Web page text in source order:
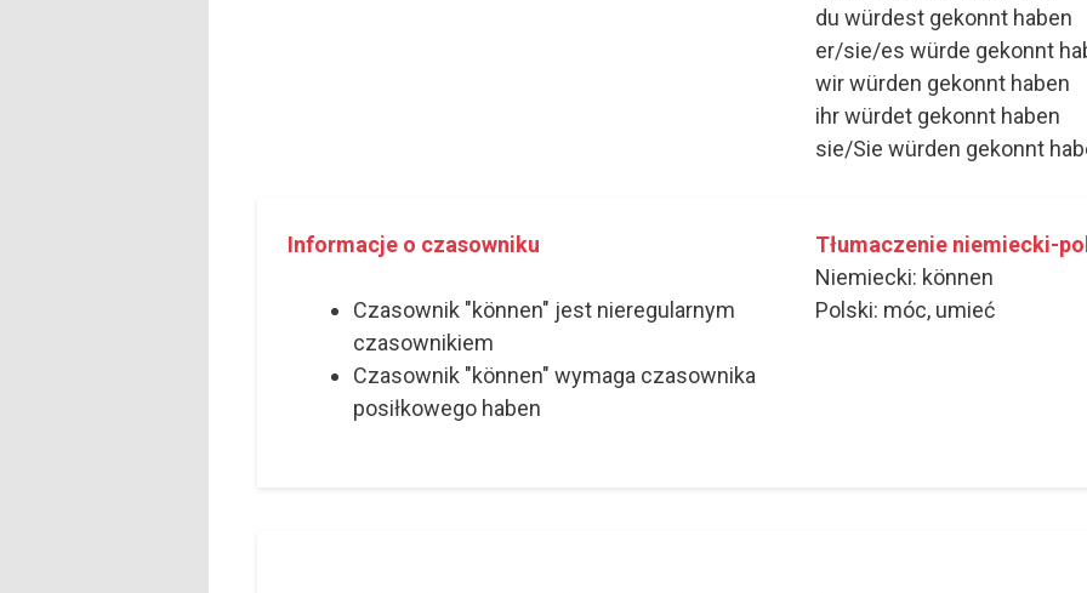
du würdest gekonnt haben
er/sie/es würde gekonnt
wir würden gekonnt haben
ihr würdet gekonnt haben
sie/Sie würden gekonnt
Informacje o czasowniku
Czasownik "können" jest nieregularnym
czasownikiem
Czasownik "können" wymaga czasownika
posiłkowego haben
Tłumaczenie niemiecki-
Niemiecki: können
Polski: móc, umieć